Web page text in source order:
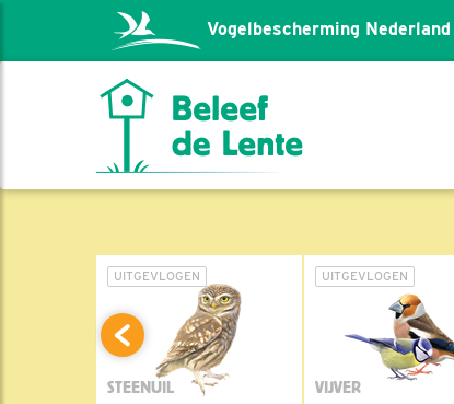
Vogelbescherming Nederland
UITGEVLOGEN
STEENUIL
UITGEVLOGEN
VIJVER